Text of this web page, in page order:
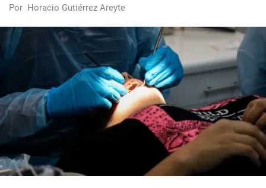
Por Horacio Gutiérrez Areyte